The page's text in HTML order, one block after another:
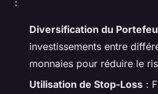
Diversification du
investissements entre
monnaies pour réduire le
Utilisation de Stop-Loss :